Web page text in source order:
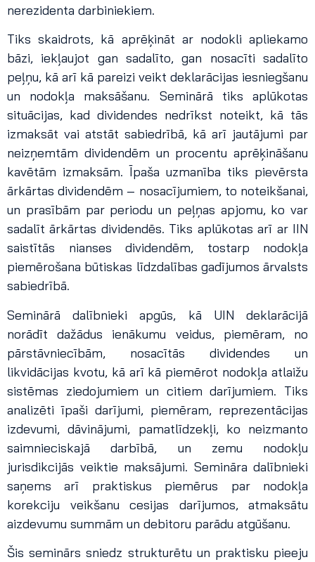
nerezidenta darbiniekiem.
Tiks skaidrots, kā aprēķināt ar nodokli apliekamo
bāzi, iekļaujot gan sadalīto, gan nosacīti sadalīto
peļņu, kā arī kā pareizi veikt deklarācijas iesniegšanu
un nodokļa maksāšanu. Seminārā tiks aplūkotas
situācijas, kad dividendes nedrīkst noteikt, kā tās
izmaksāt vai atstāt sabiedrībā, kā arī jautājumi par
neizņemtām dividendēm un procentu aprēķināšanu
kavētām izmaksām. Īpaša uzmanība tiks pievērsta
ārkārtas dividendēm – nosacījumiem, to noteikšanai,
un prasībām par periodu un peļņas apjomu, ko var
sadalīt ārkārtas dividendēs. Tiks aplūkotas arī ar IIN
saistītās nianses dividendēm, tostarp nodokļa
piemērošana būtiskas līdzdalības gadījumos ārvalsts
sabiedrībā.
Seminārā dalībnieki apgūs, kā UIN deklarācijā
norādīt dažādus ienākumu veidus, piemēram, no
pārstāvniecībām, nosacītās dividendes un
likvidācijas kvotu, kā arī kā piemērot nodokļa atlaižu
sistēmas ziedojumiem un citiem darījumiem. Tiks
analizēti īpaši darījumi, piemēram, reprezentācijas
izdevumi, dāvinājumi, pamatlīdzekļi, ko neizmanto
saimnieciskajā darbībā, un zemu nodokļu
jurisdikcijās veiktie maksājumi. Semināra dalībnieki
saņems arī praktiskus piemērus par nodokļa
korekciju veikšanu cesijas darījumos, atmaksātu
aizdevumu summām un debitoru parādu atgūšanu.
Šis seminārs sniedz strukturētu un praktisku pieeju